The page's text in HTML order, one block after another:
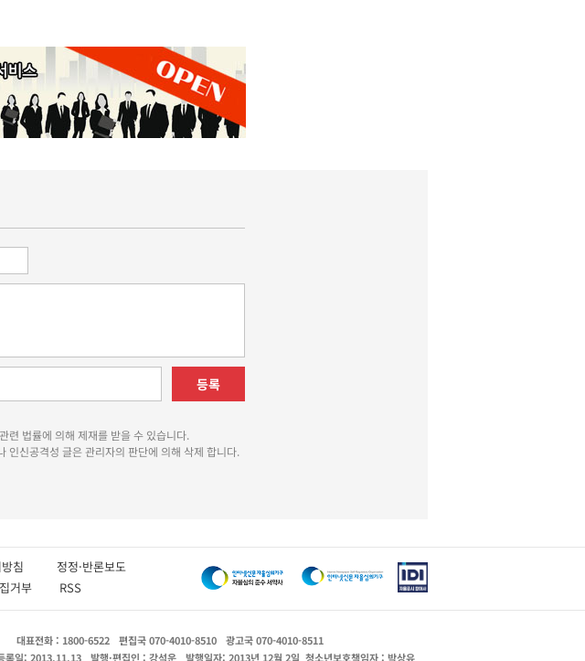
등록
련 법률에 의해 제재를 받을 수 있습니다.
인신공격성 글은 관리자의 판단에 의해 삭제 합니다.
리방침 정정·반론보도
거부 RSS
대표전화 : 1800-6522 편집국 070-4010-8510
광고국 070-4010-8511
록일: 2013.11.13 발행·편집인 : 강석운 발행일자: 2013년 12월 2일 청소년보호책임자 : 박상유